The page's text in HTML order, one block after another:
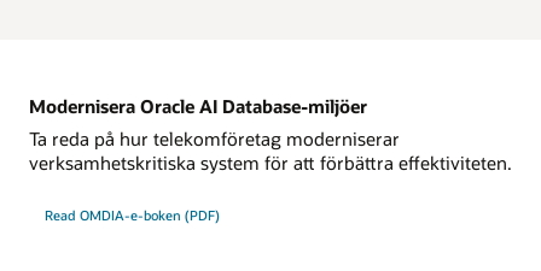
Modernisera Oracle AI Database-miljöer
Ta reda på hur telekomföretag moderniserar
verksamhetskritiska system för att förbättra effektiviteten.
Read OMDIA-e-boken (PDF)